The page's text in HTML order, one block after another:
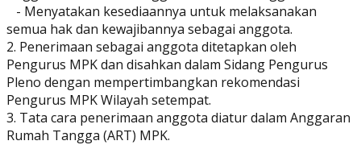
- Menyatakan kesediaannya untuk melaksanakan
semua hak dan kewajibannya sebagai anggota.
2. Penerimaan sebagai anggota ditetapkan oleh
Pengurus MPK dan disahkan dalam Sidang Pengurus
Pleno dengan mempertimbangkan rekomendasi
Pengurus MPK Wilayah setempat.
3. Tata cara penerimaan anggota diatur dalam Anggaran
Rumah Tangga (ART) MPK.